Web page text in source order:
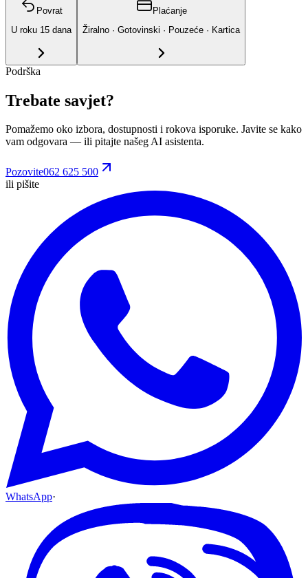
Povrat
U roku 15 dana
Plaćanje
Žiralno · Gotovinski · Pouzeće · Kartica
Podrška
Trebate savjet?
Pomažemo oko izbora, dostupnosti i rokova isporuke. Javite se kako
vam odgovara — ili pitajte našeg AI asistenta.
Pozovite062 625 500
ili pišite
WhatsApp·